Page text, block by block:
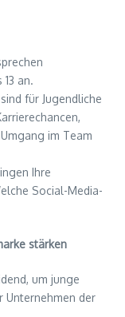
an.
für Jugendliche
im Team
Ihre
Social-Media-
stärken
um junge
Unternehmen der